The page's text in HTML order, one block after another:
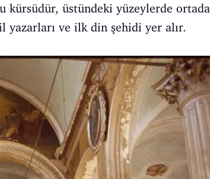
üstündeki yüzeylerde ortada
ve ilk din şehidi yer alır.